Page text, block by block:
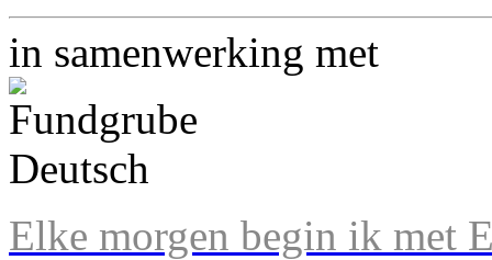
in samenwerking met
Elke morgen begin ik met